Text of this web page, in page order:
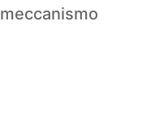
meccanismo